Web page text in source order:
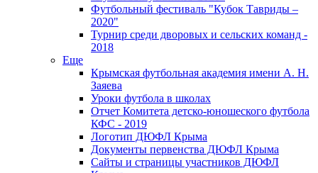
Футбольный фестиваль "Кубок Тавриды –
2020"
Турнир среди дворовых и сельских команд -
2018
Еще
Крымская футбольная академия имени А. Н.
Заяева
Уроки футбола в школах
Отчет Комитета детско-юношеского футбола
КФС - 2019
Логотип ДЮФЛ Крыма
Документы первенства ДЮФЛ Крыма
Сайты и страницы участников ДЮФЛ